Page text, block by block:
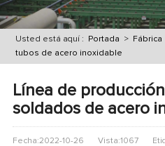
Usted está aquí : Portada > Fábrica
tubos de acero inoxidable
Línea de
soldados de acero
Fecha:2022-10-26 Vista:1067